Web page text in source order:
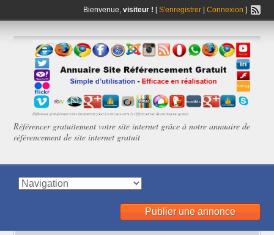
Bienvenue, visiteur ! [S'enregistrer| Connexion ]
Référencer gratuitement votre site internet grâce à notre annuaire de
référencement de site internet gratuit
Publier une annonce